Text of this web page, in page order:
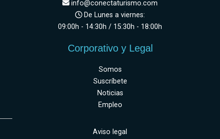
info@conectaturismo.com
De Lunes a viernes:
09:00h - 14:30h / 15:30h - 18:00h
Corporativo y Legal
Somos
Suscríbete
Noticias
Empleo
Aviso legal